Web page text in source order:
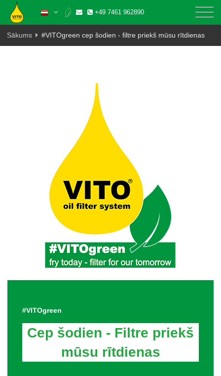
+49 7461 962890
Sākums #VITOgreen cep šodien - filtre priekš mūsu rītdienas
#VITOgreen
Cep šodien - Filtre priekš
mūsu rītdienas